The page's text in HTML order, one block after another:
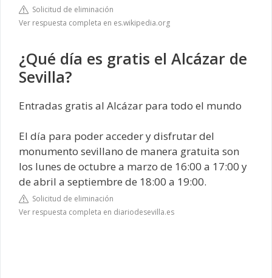
Solicitud de eliminación
Ver respuesta completa en es.wikipedia.org
¿Qué día es gratis el Alcázar de
Sevilla?
Entradas gratis al Alcázar para todo el mundo
El día para poder acceder y disfrutar del
monumento sevillano de manera gratuita son
los lunes de octubre a marzo de 16:00 a 17:00 y
de abril a septiembre de 18:00 a 19:00.
Solicitud de eliminación
Ver respuesta completa en diariodesevilla.es